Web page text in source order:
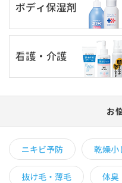
お
ニキビ予防 乾燥小
抜け毛・薄毛 体臭